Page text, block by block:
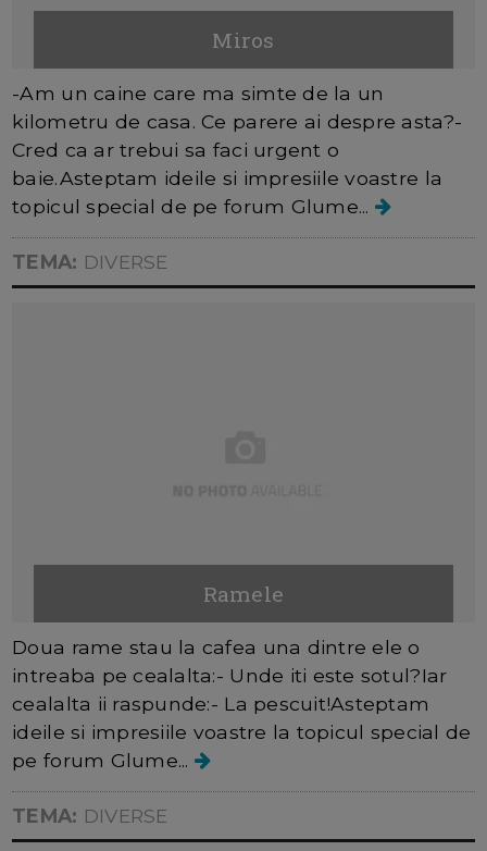
Miros
-Am un caine care ma simte de la un
kilometru de casa. Ce parere ai despre asta?-
Cred ca ar trebui sa faci urgent o
baie.Asteptam ideile si impresiile voastre la
topicul special de pe forum Glume...
TEMA: DIVERSE
Ramele
Doua rame stau la cafea una dintre ele o
intreaba pe cealalta:- Unde iti este sotul?Iar
cealalta ii raspunde:- La pescuit!Asteptam
ideile si impresiile voastre la topicul special de
pe forum Glume...
TEMA: DIVERSE